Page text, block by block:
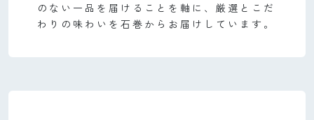
のない一品を届けることを軸に、厳選とこだ
わりの味わいを石巻からお届けしています。